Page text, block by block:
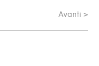
Avanti >